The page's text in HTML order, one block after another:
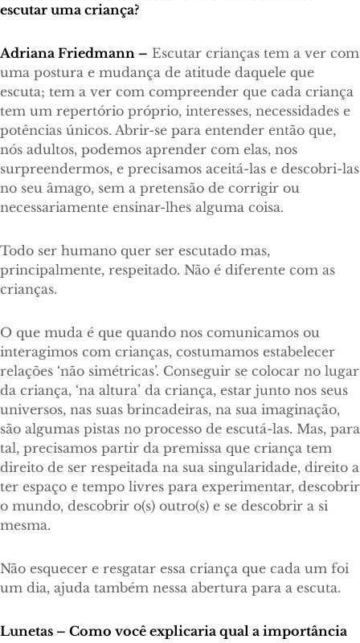
escutar uma criança?
Adriana Friedmann – Escutar crianças tem a ver com
uma postura e mudança de atitude daquele que
escuta; tem a ver com compreender que cada criança
tem um repertório próprio, interesses, necessidades e
potências únicos. Abrir-se para entender então que,
nós adultos, podemos aprender com elas, nos
surpreendermos, e precisamos aceitá-las e descobri-las
no seu âmago, sem a pretensão de corrigir ou
necessariamente ensinar-lhes alguma coisa.
Todo ser humano quer ser escutado mas,
principalmente, respeitado. Não é diferente com as
crianças.
O que muda é que quando nos comunicamos ou
interagimos com crianças, costumamos estabelecer
relações ‘não simétricas’. Conseguir se colocar no lugar
da criança, ‘na altura’ da criança, estar junto nos seus
universos, nas suas brincadeiras, na sua imaginação,
são algumas pistas no processo de escutá-las. Mas, para
tal, precisamos partir da premissa que criança tem
direito de ser respeitada na sua singularidade, direito a
ter espaço e tempo livres para experimentar, descobrir
o mundo, descobrir o(s) outro(s) e se descobrir a si
mesma.
Não esquecer e resgatar essa criança que cada um foi
um dia, ajuda também nessa abertura para a escuta.
Lunetas – Como você explicaria qual a importância